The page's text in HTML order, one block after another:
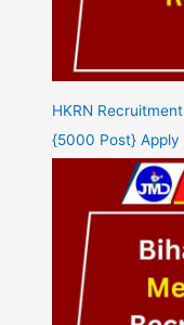
HKRN
{5000 Post} Apply